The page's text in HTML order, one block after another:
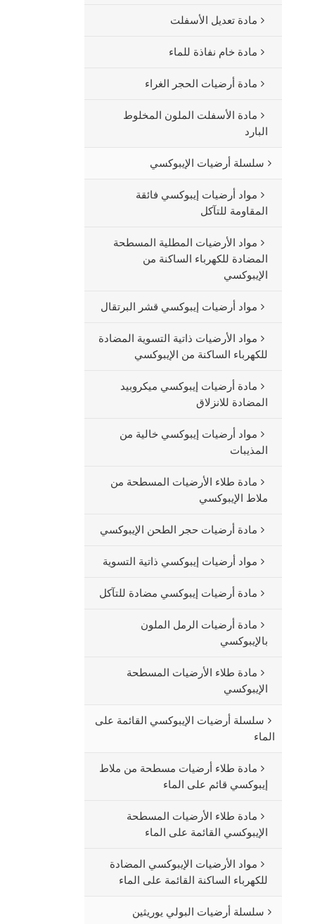
مادة تعديل الأسفلت
مادة خام نفاذة للماء
مادة أرضيات الحجر الغراء
مادة الأسفلت الملون المخلوط
البارد
سلسلة أرضيات الإيبوكسي
مواد أرضيات إيبوكسي فائقة
المقاومة للتآكل
مواد الأرضيات المطلية المسطحة
المضادة للكهرباء الساكنة من
الإيبوكسي
مواد أرضيات إيبوكسي قشر البرتقال
مواد الأرضيات ذاتية التسوية المضادة
للكهرباء الساكنة من الإيبوكسي
مادة أرضيات إيبوكسي ميكروبيد
المضادة للانزلاق
مواد أرضيات إيبوكسي خالية من
المذيبات
مادة طلاء الأرضيات المسطحة من
ملاط الإيبوكسي
مادة أرضيات حجر الطحن الإيبوكسي
مواد أرضيات إيبوكسي ذاتية التسوية
مادة أرضيات إيبوكسي مضادة للتآكل
مادة أرضيات الرمل الملون
بالإيبوكسي
مادة طلاء الأرضيات المسطحة
الإيبوكسي
سلسلة أرضيات الإيبوكسي القائمة على
الماء
مادة طلاء أرضيات مسطحة من ملاط
إيبوكسي قائم على الماء
مادة طلاء الأرضيات المسطحة
الإيبوكسي القائمة على الماء
مواد الأرضيات الإيبوكسي المضادة
للكهرباء الساكنة القائمة على الماء
سلسلة أرضيات البولي يوريثين